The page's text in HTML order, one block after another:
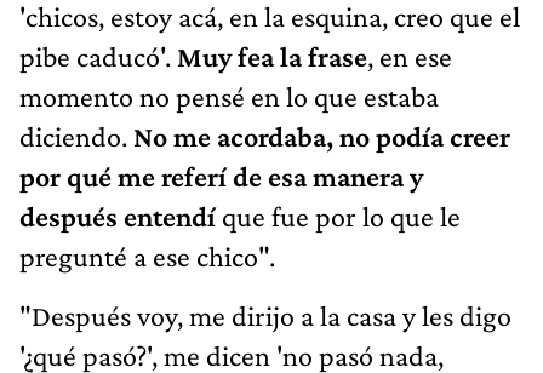
'chicos, estoy acá, en la esquina, creo que el
pibe caducó'. Muy fea la frase, en ese
momento no pensé en lo que estaba
diciendo. No me acordaba, no podía creer
por qué me referí de esa manera y
después entendíque fue por lo que le
pregunté a ese chico".
"Después voy, me dirijo a la casa y les digo
'¿qué pasó?', me dicen 'no pasó nada,